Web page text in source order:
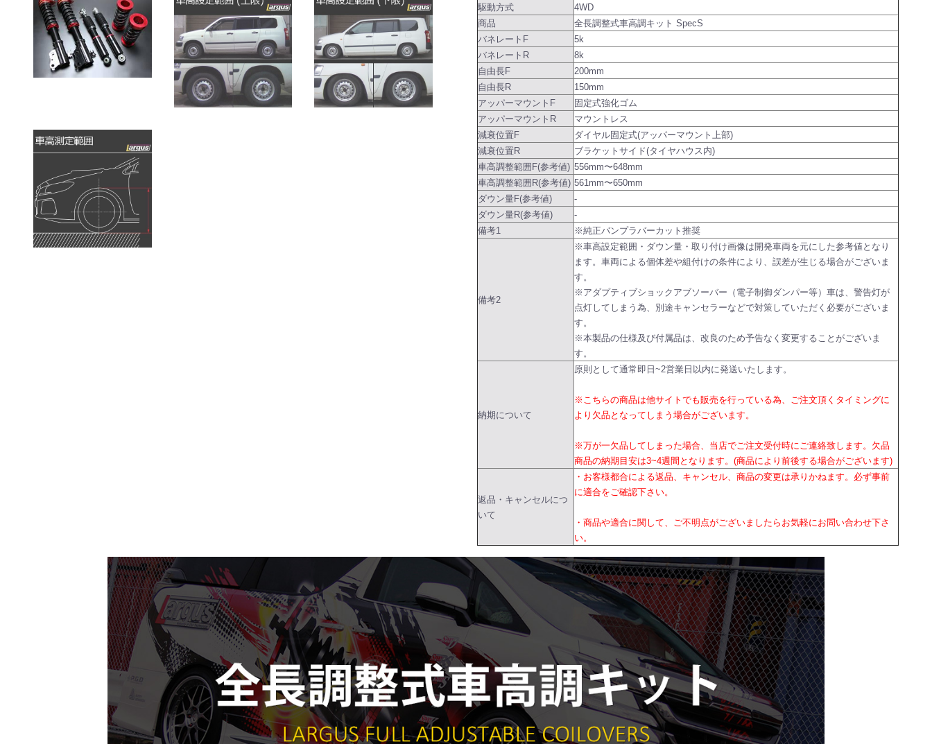
駆動方式
4WD
商品
全長調整式車高調キット SpecS
バネレートF
5k
バネレートR
8k
自由長F
200mm
自由長R
150mm
アッパーマウントF
固定式強化ゴム
アッパーマウントR
マウントレス
減衰位置F
ダイヤル固定式(アッパーマウント上部)
減衰位置R
ブラケットサイド(タイヤハウス内)
車高調整範囲F(参考値) 556mm〜648mm
車高調整範囲R(参考値) 561mm〜650mm
ダウン量F(参考値)
-
ダウン量R(参考値)
-
備考1
※純正バンプラバーカット推奨
備考2
※車高設定範囲・ダウン量・取り付け画像は開発車両を元にした参考値となり
ます。車両による個体差や組付けの条件により、誤差が生じる場合がございま
す。
※アダプティブショックアブソーバー（電子制御ダンパー等）車は、警告灯が
点灯してしまう為、別途キャンセラーなどで対策していただく必要がございま
す。
※本製品の仕様及び付属品は、改良のため予告なく変更することがございま
す。
納期について
原則として通常即日~2営業日以内に発送いたします。
※こちらの商品は他サイトでも販売を行っている為、ご注文頂くタイミングに
より欠品となってしまう場合がございます。
※万が一欠品してしまった場合、当店でご注文受付時にご連絡致します。欠品
商品の納期目安は3~4週間となります。(商品により前後する場合がございます)
返品・キャンセルにつ
いて
・お客様都合による返品、キャンセル、商品の変更は承りかねます。必ず事前
に適合をご確認下さい。
・商品や適合に関して、ご不明点がございましたらお気軽にお問い合わせ下さ
い。